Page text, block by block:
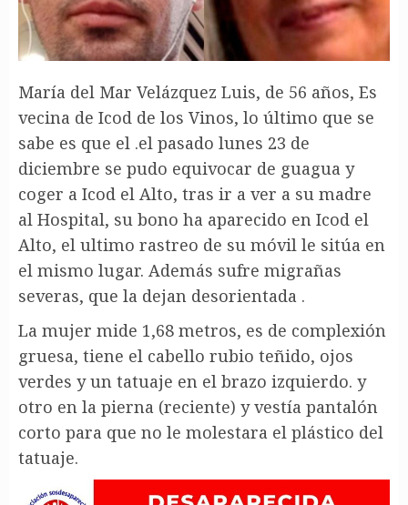
María del Mar Velázquez Luis, de 56 años, Es
vecina de Icod de los Vinos, lo último que se
sabe es que el .el pasado lunes 23 de
diciembre se pudo equivocar de guagua y
coger a Icod el Alto, tras ir a ver a su madre
al Hospital, su bono ha aparecido en Icod el
Alto, el ultimo rastreo de su móvil le sitúa en
el mismo lugar. Además sufre migrañas
severas, que la dejan desorientada .
La mujer mide 1,68 metros, es de complexión
gruesa, tiene el cabello rubio teñido, ojos
verdes y un tatuaje en el brazo izquierdo. y
otro en la pierna (reciente) y vestía pantalón
corto para que no le molestara el plástico del
tatuaje.